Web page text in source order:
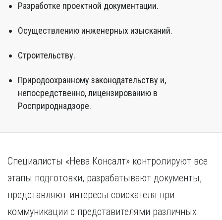
Разработке проектной документации.
Осуществлению инженерных изысканий.
Строительству.
Природоохранному законодательству и,
непосредственно, лицензированию в
Росприроднадзоре.
Специалисты «Нева Консалт» контролируют все
этапы подготовки, разрабатывают документы,
представляют интересы соискателя при
коммуникации с представителями различных